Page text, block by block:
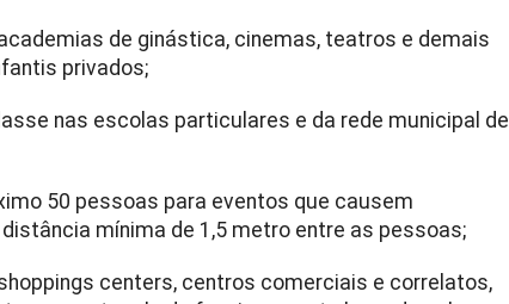
de ginástica, cinemas, teatros e demais
privados;
nas escolas particulares e da rede municipal de
50 pessoas para eventos que causem
mínima de 1,5 metro entre as pessoas;
centers, centros comerciais e correlatos,